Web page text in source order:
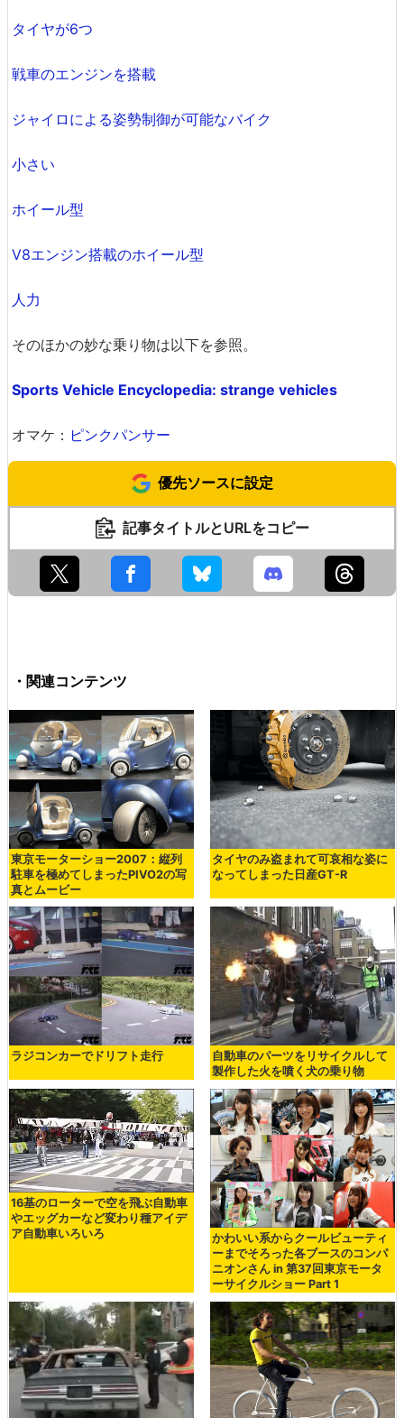
タイヤが6つ
戦車のエンジンを搭載
ジャイロによる姿勢制御が可能なバイク
小さい
ホイール型
V8エンジン搭載のホイール型
人力
そのほかの妙な乗り物は以下を参照。
Sports Vehicle Encyclopedia: strange vehicles
オマケ： ピンクパンサー
優先ソースに設定
記事タイトルとURLをコピー
・関連コンテンツ
東京モーターショー2007：縦列
駐車を極めてしまったPIVO2の写
真とムービー
タイヤのみ盗まれて可哀相な姿に
なってしまった日産GT-R
ラジコンカーでドリフト走行
自動車のパーツをリサイクルして
製作した火を噴く犬の乗り物
16基のローターで空を飛ぶ自動車
やエッグカーなど変わり種アイデ
ア自動車いろいろ
かわいい系からクールビューティ
ーまでそろった各ブースのコンパ
ニオンさん in 第37回東京モータ
ーサイクルショー Part 1